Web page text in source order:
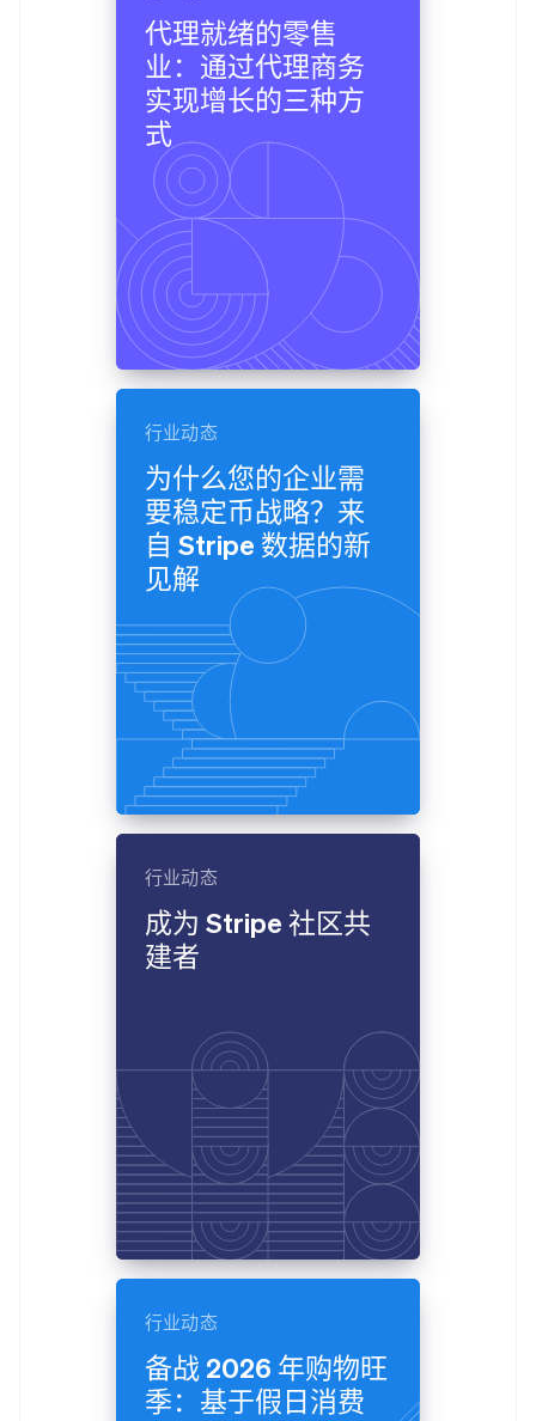
代理就绪的零售
业：通过代理商务
实现增长的三种方
式
行业动态
为什么您的企业需
要稳定币战略？来
自 Stripe 数据的新
见解
行业动态
成为 Stripe 社区共
建者
行业动态
备战 2026 年购物旺
季：基于假日消费